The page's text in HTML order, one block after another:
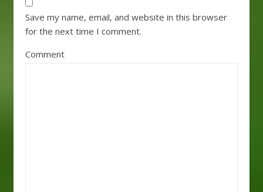
Save my name, email, and website in this browser
for the next time I comment.
Comment